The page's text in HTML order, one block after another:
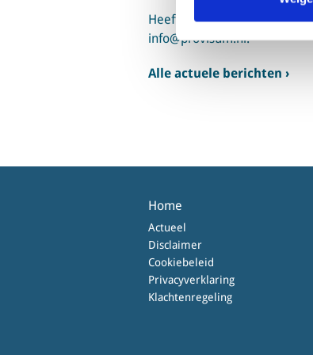
Heeft u vragen? Aarzel dan
info@provisum.nl.
Alle actuele berichten ›
Home
Actueel
Disclaimer
Cookiebeleid
Privacyverklaring
Klachtenregeling